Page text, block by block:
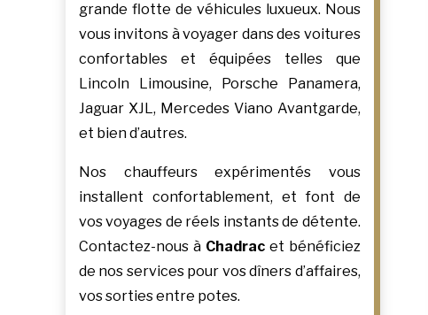
grande flotte de véhicules luxueux. Nous
vous invitons à voyager dans des voitures
confortables et équipées telles que
Lincoln Limousine, Porsche Panamera,
Jaguar XJL, Mercedes Viano Avantgarde,
et bien d’autres.
Nos chauffeurs expérimentés vous
installent confortablement, et font de
vos voyages de réels instants de détente.
Contactez-nous à Chadracet bénéficiez
de nos services pour vos dîners d’affaires,
vos sorties entre potes.